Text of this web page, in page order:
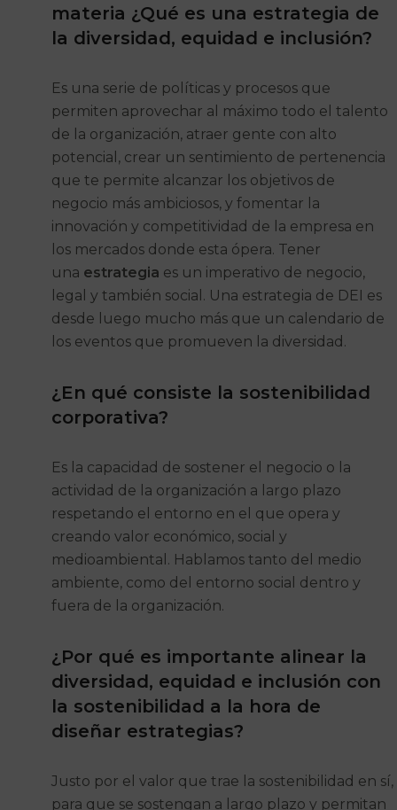
materia ¿Qué es una estrategia de
la diversidad, equidad e inclusión?
Es una serie de políticas y procesos que
permiten aprovechar al máximo todo el talento
de la organización, atraer gente con alto
potencial, crear un sentimiento de pertenencia
que te permite alcanzar los objetivos de
negocio más ambiciosos, y fomentar la
innovación y competitividad de la empresa en
los mercados donde esta ópera. Tener
una estrategia es un imperativo de negocio,
legal y también social. Una estrategia de DEI es
desde luego mucho más que un calendario de
los eventos que promueven la diversidad.
¿En qué consiste la sostenibilidad
corporativa?
Es la capacidad de sostener el negocio o la
actividad de la organización a largo plazo
respetando el entorno en el que opera y
creando valor económico, social y
medioambiental. Hablamos tanto del medio
ambiente, como del entorno social dentro y
fuera de la organización.
¿Por qué es importante alinear la
diversidad, equidad e inclusión con
la sostenibilidad a la hora de
diseñar estrategias?
Justo por el valor que trae la sostenibilidad en sí,
para que se sostengan a largo plazo y permitan